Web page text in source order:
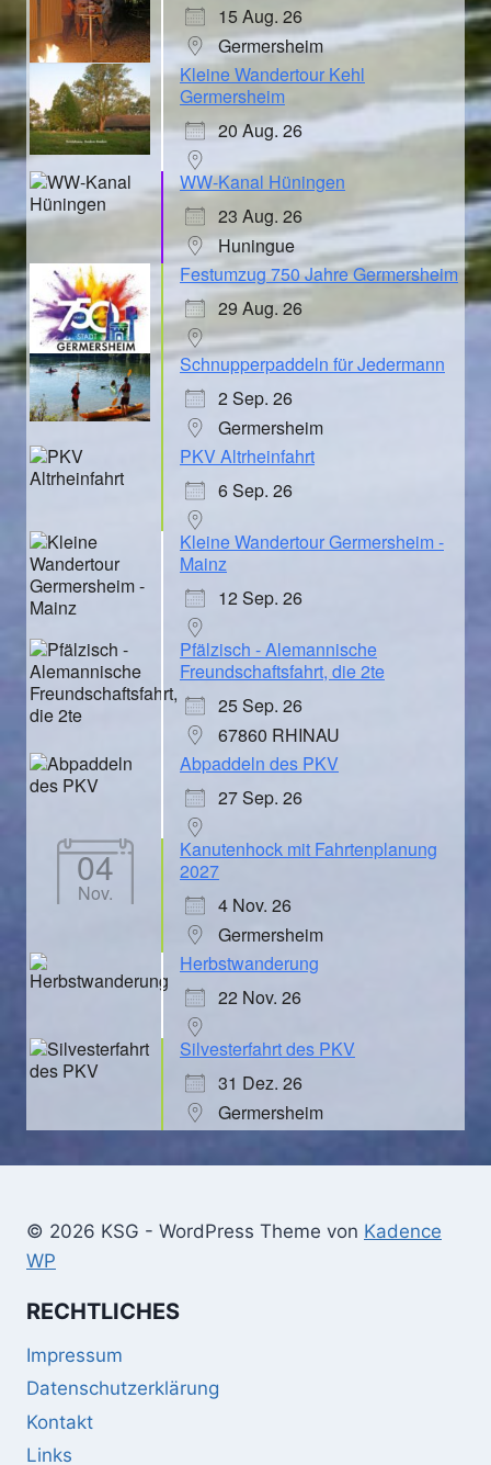
15 Aug. 26
Germersheim
Kleine Wandertour Kehl
Germersheim
20 Aug. 26
WW-Kanal Hüningen
23 Aug. 26
Huningue
Festumzug 750 Jahre Germersheim
29 Aug. 26
Schnupperpaddeln für Jedermann
2 Sep. 26
Germersheim
PKV Altrheinfahrt
6 Sep. 26
Kleine Wandertour Germersheim -
Mainz
12 Sep. 26
Pfälzisch - Alemannische
Freundschaftsfahrt, die 2te
25 Sep. 26
67860 RHINAU
Abpaddeln des PKV
27 Sep. 26
04
Nov.
Kanutenhock mit Fahrtenplanung
2027
4 Nov. 26
Germersheim
Herbstwanderung
22 Nov. 26
Silvesterfahrt des PKV
31 Dez. 26
Germersheim
© 2026 KSG - WordPress Theme von Kadence
WP
RECHTLICHES
Impressum
Datenschutzerklärung
Kontakt
Links